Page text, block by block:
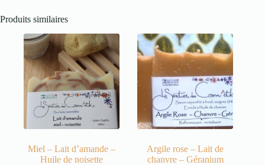
Produits similaires
Miel – Lait d’amande –
Huile de noisette
Argile rose – Lait de
chanvre – Géranium